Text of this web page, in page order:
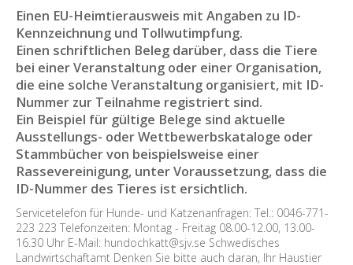
Einen EU-Heimtierausweis mit Angaben zu ID-
Kennzeichnung und Tollwutimpfung.
Einen schriftlichen Beleg darüber, dass die Tiere
bei einer Veranstaltung oder einer Organisation,
die eine solche Veranstaltung organisiert, mit ID-
Nummer zur Teilnahme registriert sind.
Ein Beispiel für gültige Belege sind aktuelle
Ausstellungs- oder Wettbewerbskataloge oder
Stammbücher von beispielsweise einer
Rassevereinigung, unter Voraussetzung, dass die
ID-Nummer des Tieres ist ersichtlich.
Servicetelefon für Hunde- und Katzenanfragen: Tel.: 0046-771-
223 223 Telefonzeiten: Montag - Freitag 08.00-12.00, 13.00-
16.30 Uhr E-Mail: hundochkatt@sjv.se Schwedisches
Landwirtschaftamt Denken Sie bitte auch daran, Ihr Haustier